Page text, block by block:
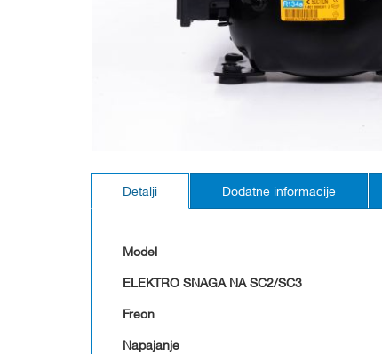
to
beginning
gallery
Detalji
Model
ELEKTRO SNAGA NA SC2/SC3
Freon
Napajanje
Dodatne informacije